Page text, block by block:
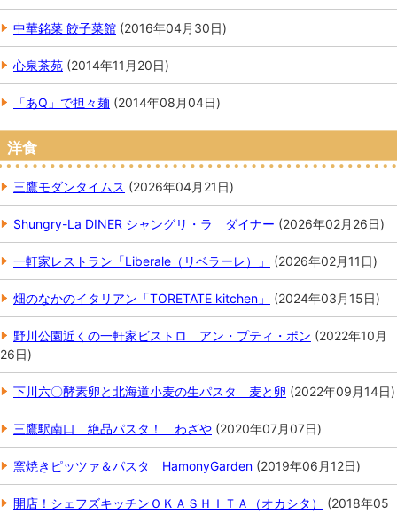
中華銘菜 餃子菜館 (2016年04月30日)
心泉茶苑 (2014年11月20日)
「あQ」で担々麺 (2014年08月04日)
洋食
三鷹モダンタイムス (2026年04月21日)
Shungry-La DINER シャングリ・ラ ダイナー (2026年02月26日)
一軒家レストラン「Liberale（リベラーレ）」 (2026年02月11日)
畑のなかのイタリアン「TORETATE kitchen」 (2024年03月15日)
野川公園近くの一軒家ビストロ アン・プティ・ポン (2022年10月
26日)
下川六〇酵素卵と北海道小麦の生パスタ 麦と卵 (2022年09月14日)
三鷹駅南口 絶品パスタ！ わざや (2020年07月07日)
窯焼きピッツァ＆パスタ HamonyGarden (2019年06月12日)
開店！シェフズキッチンＯＫＡＳＨＩＴＡ（オカシタ） (2018年05